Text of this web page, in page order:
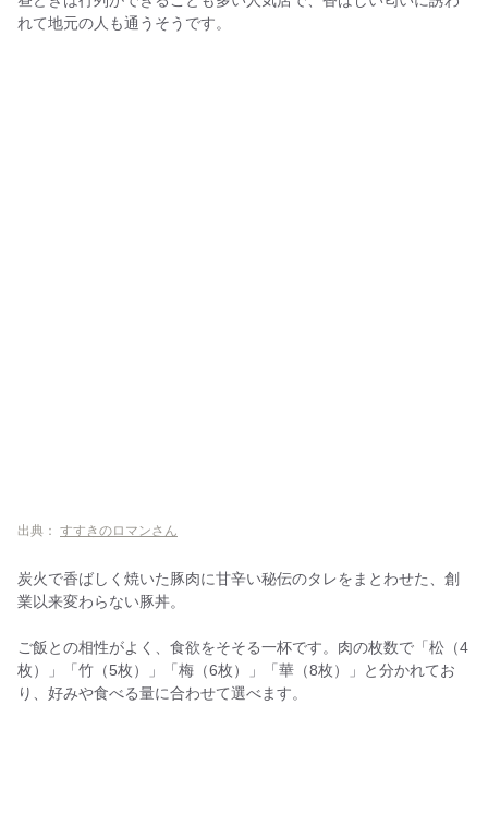
れて地元の人も通うそうです。
出典： すすきのロマンさん
炭火で香ばしく焼いた豚肉に甘辛い秘伝のタレをまとわせた、創
業以来変わらない豚丼。
ご飯との相性がよく、食欲をそそる一杯です。肉の枚数で「松（4
枚）」「竹（5枚）」「梅（6枚）」「華（8枚）」と分かれてお
り、好みや食べる量に合わせて選べます。